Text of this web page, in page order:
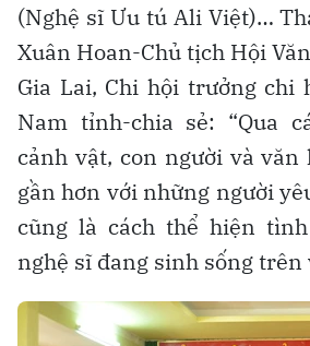
(Nghệ sĩ Ưu tú Ali Việt)…
Xuân Hoan-Chủ tịch Hội
Gia Lai, Chi hội trưởng chi
Nam tỉnh-chia sẻ: “Qua
cảnh vật, con người và văn
gần hơn với những người
cũng là cách thể hiện
nghệ sĩ đang sinh sống trên